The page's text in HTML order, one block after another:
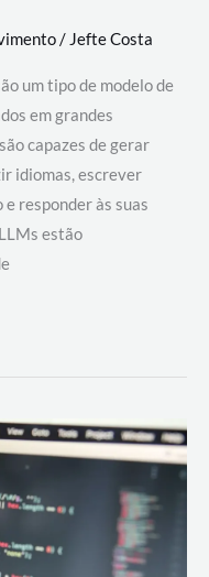
/ Jefte Costa
um tipo de modelo de
em grandes
capazes de gerar
idiomas, escrever
responder às suas
estão